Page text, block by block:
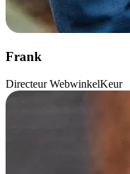
Frank
Directeur WebwinkelKeur